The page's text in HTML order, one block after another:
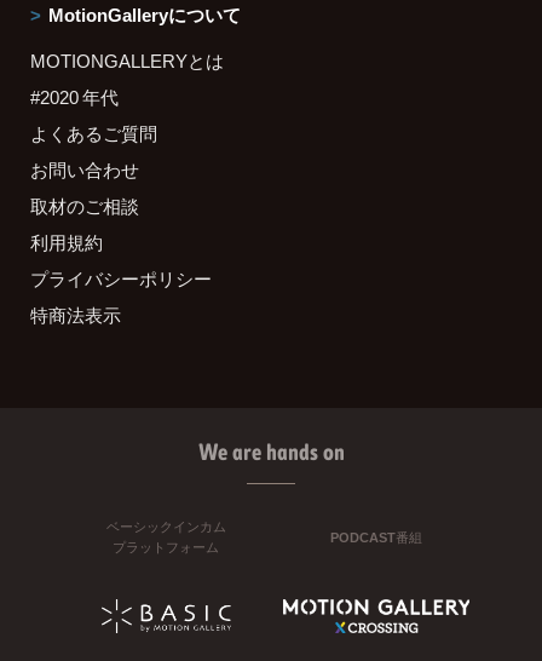
MotionGalleryについて
MOTIONGALLERYとは
#2020 年代
よくあるご質問
お問い合わせ
取材のご相談
利用規約
プライバシーポリシー
特商法表示
We are hands on
ベーシックインカム
プラットフォーム
PODCAST番組